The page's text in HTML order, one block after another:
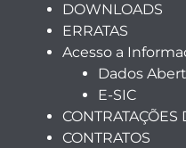
DOWNLOADS
ERRATAS
Acesso a
Dados
E-SIC
CONTRATAÇÕES
CONTRATOS